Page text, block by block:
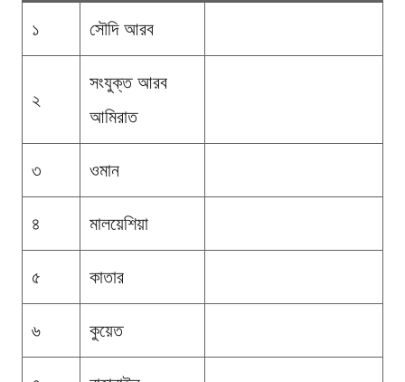
১ সৌদি আরব
২
সংযুক্ত আরব
আমিরাত
৩ ওমান
৪ মালয়েশিয়া
৫ কাতার
৬ কুয়েত